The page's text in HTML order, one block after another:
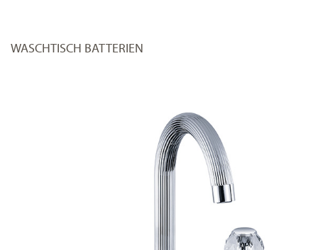
WASCHTISCH BATTERIEN